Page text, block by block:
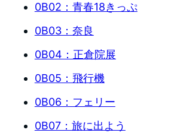
0B02：青春18きっぷ
0B03：奈良
0B04：正倉院展
0B05：飛行機
0B06：フェリー
0B07：旅に出よう